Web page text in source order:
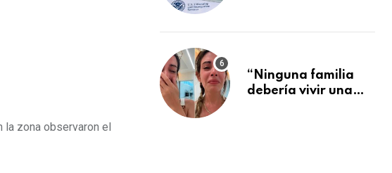
zona observaron el
Cubano.: estos son
rápido
“Ninguna familia
debería vivir una